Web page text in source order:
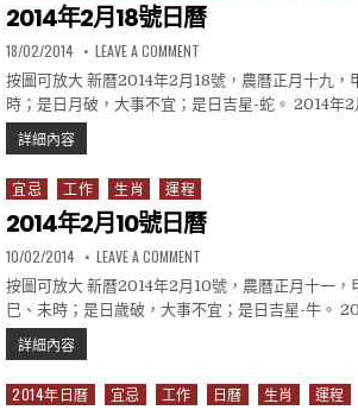
2014年2月18號日曆
PUBLISHED DATE:
18/02/2014 LEAVE A COMMENT
按圖可放大 新曆2014年2月18號，農曆正月十九
時；是日月破，大事不宜；是日吉星-蛇。 2014年
詳細內容2014年2月18號日曆
Posted in
宜忌 工作 生肖 運程
2014年2月10號日曆
PUBLISHED DATE:
10/02/2014 LEAVE A COMMENT
按圖可放大 新曆2014年2月10號，農曆正月十一
巳、未時；是日歲破，大事不宜；是日吉星-牛。
詳細內容2014年2月10號日曆
Posted in
2014年日曆 宜忌 工作 日曆 生肖 運程